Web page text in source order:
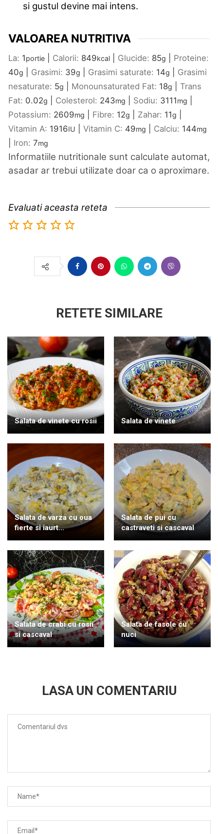
si gustul devine mai intens.
VALOAREA NUTRITIVA
La: 1portie Calorii: 849kcal Glucide: 85g
Proteine:
40g Grasimi: 39g Grasimi saturate: 14g
Grasimi
nesaturate: 5g Monounsaturated Fat: 18g
Trans
Fat: 0.02g Colesterol: 243mg Sodiu: 3111mg
Potassium: 2609mg Fibre: 12g Zahar: 11g
Vitamin A: 1916IU Vitamin C: 49mg Calciu: 144mg
Iron: 7mg
Informatiile nutritionale sunt calculate automat,
asadar ar trebui utilizate doar ca o aproximare.
Evaluati aceasta reteta
RETETE SIMILARE
Salata de vinete cu rosii Salata de vinete
Salata de varza cu oua
fierte si iaurt...
Salata de pui cu
castraveti si cascaval
Salata de crabi cu rosii
si cascaval
Salata de fasole cu
nuci
LASA UN COMENTARIU